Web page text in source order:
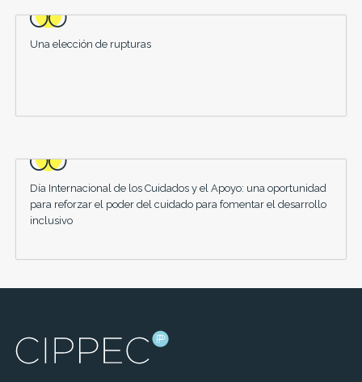
Una elección de rupturas
Día Internacional de los Cuidados y el Apoyo: una oportunidad
para reforzar el poder del cuidado para fomentar el desarrollo
inclusivo